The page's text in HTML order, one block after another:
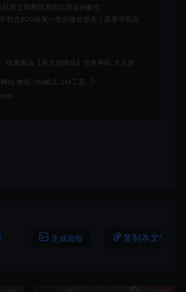
将立即删除并致以最深的歉意！
包含BUG修复一类的修改服务！若要求较高
收集搬运【圣天使降临】传奇单机 大天使
站 教程 GM模式 GM工具
生成海报 复制本文链接